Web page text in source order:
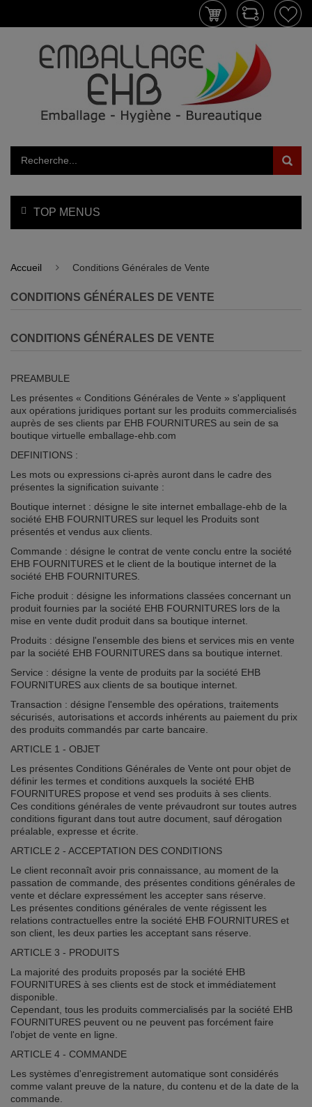
TOP MENUS
Accueil Conditions Générales de Vente
CONDITIONS GÉNÉRALES DE VENTE
CONDITIONS GÉNÉRALES DE VENTE
PREAMBULE
Les présentes « Conditions Générales de Vente » s'appliquent
aux opérations juridiques portant sur les produits commercialisés
auprès de ses clients par EHB FOURNITURES au sein de sa
boutique virtuelle emballage-ehb.com
DEFINITIONS :
Les mots ou expressions ci-après auront dans le cadre des
présentes la signification suivante :
Boutique internet : désigne le site internet emballage-ehb de la
société EHB FOURNITURES sur lequel les Produits sont
présentés et vendus aux clients.
Commande : désigne le contrat de vente conclu entre la société
EHB FOURNITURES et le client de la boutique internet de la
société EHB FOURNITURES.
Fiche produit : désigne les informations classées concernant un
produit fournies par la société EHB FOURNITURES lors de la
mise en vente dudit produit dans sa boutique internet.
Produits : désigne l'ensemble des biens et services mis en vente
par la société EHB FOURNITURES dans sa boutique internet.
Service : désigne la vente de produits par la société EHB
FOURNITURES aux clients de sa boutique internet.
Transaction : désigne l'ensemble des opérations, traitements
sécurisés, autorisations et accords inhérents au paiement du prix
des produits commandés par carte bancaire.
ARTICLE 1 - OBJET
Les présentes Conditions Générales de Vente ont pour objet de
définir les termes et conditions auxquels la société EHB
FOURNITURES propose et vend ses produits à ses clients.
Ces conditions générales de vente prévaudront sur toutes autres
conditions figurant dans tout autre document, sauf dérogation
préalable, expresse et écrite.
ARTICLE 2 - ACCEPTATION DES CONDITIONS
Le client reconnaît avoir pris connaissance, au moment de la
passation de commande, des présentes conditions générales de
vente et déclare expressément les accepter sans réserve.
Les présentes conditions générales de vente régissent les
relations contractuelles entre la société EHB FOURNITURES et
son client, les deux parties les acceptant sans réserve.
ARTICLE 3 - PRODUITS
La majorité des produits proposés par la société EHB
FOURNITURES à ses clients est de stock et immédiatement
disponible.
Cependant, tous les produits commercialisés par la société EHB
FOURNITURES peuvent ou ne peuvent pas forcément faire
l'objet de vente en ligne.
ARTICLE 4 - COMMANDE
Les systèmes d'enregistrement automatique sont considérés
comme valant preuve de la nature, du contenu et de la date de la
commande.